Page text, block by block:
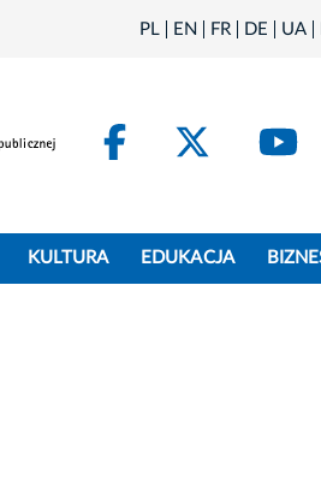
PL EN FR DE UA
Facebook
KULTURA EDUKACJA